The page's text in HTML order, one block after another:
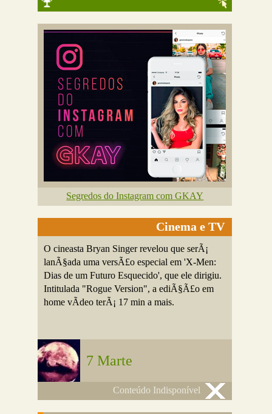
Segredos do Instagram com GKAY
Cinema e TV
O cineasta Bryan Singer revelou que serÃ¡
lanÃ§ada uma versÃ£o especial em 'X-Men:
Dias de um Futuro Esquecido', que ele dirigiu.
Intitulada "Rogue Version", a ediÃ§Ã£o em
home vÃ­deo terÃ¡ 17 min a mais.
7 Marte
Conteúdo Indisponível